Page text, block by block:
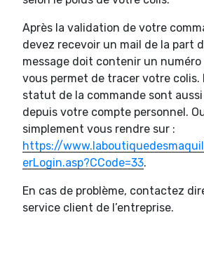
Après la validation de votre
devez recevoir un mail de la part
message doit contenir un
vous permet de tracer votre colis.
statut de la commande sont
depuis votre compte personnel.
simplement vous rendre sur :
https://
erLogin.asp?CCode=33.
En cas de problème, contactez
service client de l’entreprise.